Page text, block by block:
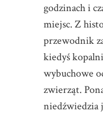
godzinach i
miejsc. Z
przewodnik
kiedyś
wybuchowe
zwierząt.
niedźwiedzia